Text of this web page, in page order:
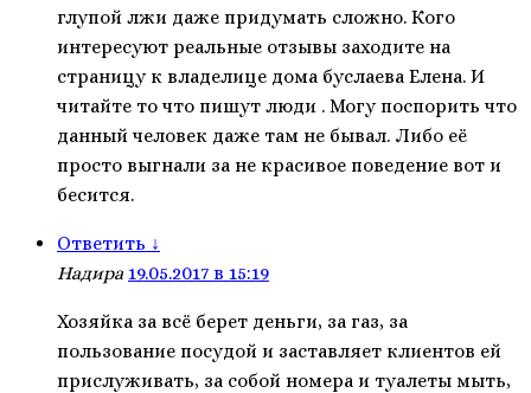
глупой лжи даже придумать сложно. Кого
интересуют реальные отзывы заходите на
страницу к владелице дома буслаева Елена. И
читайте то что пишут люди . Могу поспорить что
данный человек даже там не бывал. Либо её
просто выгнали за не красивое поведение вот и
бесится.
Ответить ↓
Надира 19.05.2017 в 15:19
Хозяйка за всё берет деньги, за газ, за
пользование посудой и заставляет клиентов ей
прислуживать, за собой номера и туалеты мыть,